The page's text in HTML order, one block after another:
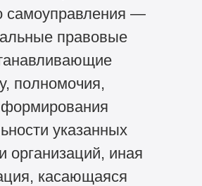
самоуправления —
правовые
полномочия,
указанных
организаций, иная
касающаяся